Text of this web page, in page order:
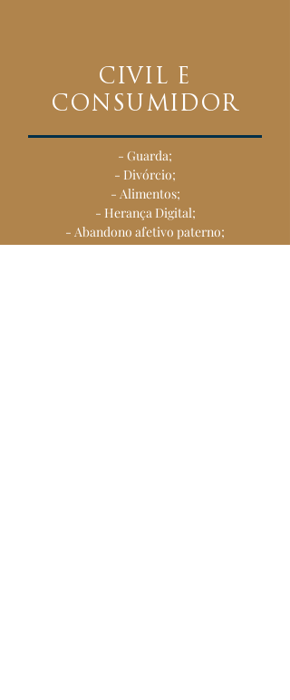
CIVIL E
CONSUMIDOR
- Guarda;
- Divórcio;
- Alimentos;
- Herança Digital;
- Abandono afetivo paterno;
- Contratos;